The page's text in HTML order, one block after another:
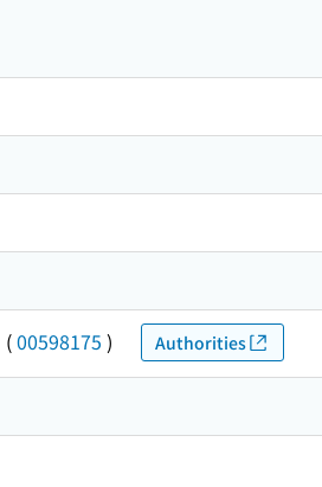
(00598175 ) Authorities